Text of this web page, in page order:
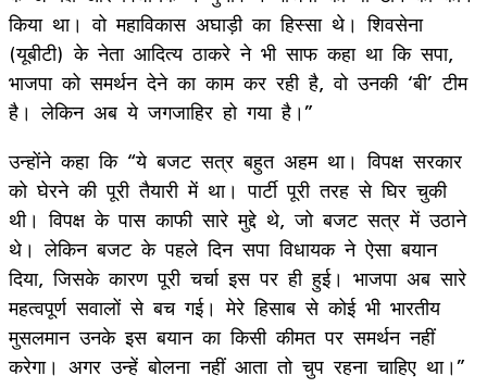
किया था। वो महाविकास अघाड़ी का हिस्सा थे। शिवसेना
(यूबीटी) के नेता आदित्य ठाकरे ने भी साफ कहा था कि सपा,
भाजपा को समर्थन देने का काम कर रही है, वो उनकी ‘बी’ टीम
है। लेकिन अब ये जगजाहिर हो गया है।”
उन्होंने कहा कि “ये बजट सत्र बहुत अहम था। विपक्ष सरकार
को घेरने की पूरी तैयारी में था। पार्टी पूरी तरह से घिर चुकी
थी। विपक्ष के पास काफी सारे मुद्दे थे, जो बजट सत्र में उठाने
थे। लेकिन बजट के पहले दिन सपा विधायक ने ऐसा बयान
दिया, जिसके कारण पूरी चर्चा इस पर ही हुई। भाजपा अब सारे
महत्वपूर्ण सवालों से बच गई। मेरे हिसाब से कोई भी भारतीय
मुसलमान उनके इस बयान का किसी कीमत पर समर्थन नहीं
करेगा। अगर उन्हें बोलना नहीं आता तो चुप रहना चाहिए था।”